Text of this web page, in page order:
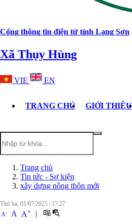
Cổng thông tin điện tử tỉnh Lạng Sơn
Xã Thụy Hùng
VIE EN
TRANG CHỦ GIỚI THIỆU
Trang chủ
Tin tức - Sự kiện
xây dựng nông thôn mới
Thứ ba, 01/07/2025
17:27
A- A A+ |